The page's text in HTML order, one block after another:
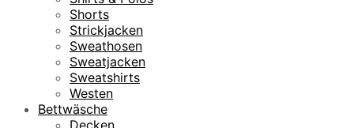
Shorts
Strickjacken
Sweathosen
Sweatjacken
Sweatshirts
Westen
Bettwäsche